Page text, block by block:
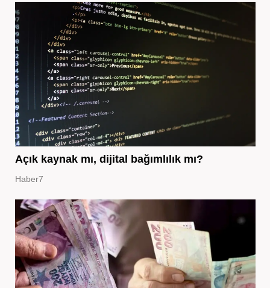
Açık kaynak mı, dijital bağımlılık mı?
Haber7